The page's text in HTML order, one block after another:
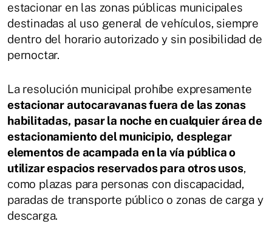
estacionar en las zonas públicas municipales
destinadas al uso general de vehículos, siempre
dentro del horario autorizado y sin posibilidad de
pernoctar.
La resolución municipal prohíbe expresamente
estacionar autocaravanas fuera de las zonas
habilitadas, pasar la noche en cualquier área de
estacionamiento del municipio, desplegar
elementos de acampada en la vía pública o
utilizar espacios reservados para otros usos,
como plazas para personas con discapacidad,
paradas de transporte público o zonas de carga y
descarga.